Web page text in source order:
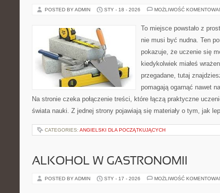
POSTED BY ADMIN STY - 18 - 2026 MOŻLIWOŚĆ
To miejsce powstało z
nie musi być nudna. Ten
pokazuje, że uczenie się
kiedykolwiek miałeś
przegadane, tutaj
pomagają ogarnąć nawet
Na stronie czeka połączenie treści, które łączą praktyczne
świata nauki. Z jednej strony pojawiają się materiały o tym, jak
CATEGORIES: ANGIELSKI DLA POCZĄTKUJĄCYCH
ALKOHOL W GASTRONOMII
POSTED BY ADMIN STY - 17 - 2026 MOŻLIWOŚĆ